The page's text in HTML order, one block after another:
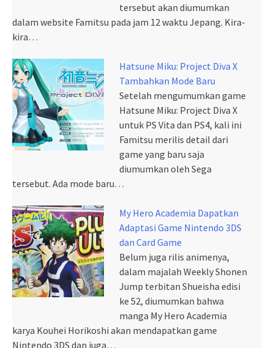
tersebut akan diumumkan
dalam website Famitsu pada jam 12 waktu Jepang. Kira-
kira…
Hatsune Miku: Project Diva X
Tambahkan Mode Baru
Setelah mengumumkan game
Hatsune Miku: Project Diva X
untuk PS Vita dan PS4, kali ini
Famitsu merilis detail dari
game yang baru saja
diumumkan oleh Sega
tersebut. Ada mode baru…
My Hero Academia Dapatkan
Adaptasi Game Nintendo 3DS
dan Card Game
Belum juga rilis animenya,
dalam majalah Weekly Shonen
Jump terbitan Shueisha edisi
ke 52, diumumkan bahwa
manga My Hero Academia
karya Kouhei Horikoshi akan mendapatkan game
Nintendo 3DS dan juga…